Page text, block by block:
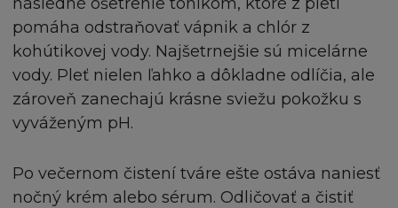
Starostlivosť o pokožku
Psychológia
Výživa
Tehotenstvo a dieťa
pomáha odstraňovať vápnik a chlór z
kohútikovej vody. Najšetrnejšie sú micelárne
vody. Pleť nielen ľahko a dôkladne odlíčia, ale
zároveň zanechajú krásne sviežu pokožku s
vyváženým pH.
Po večernom čistení tváre ešte ostáva naniesť
nočný krém alebo sérum. Odličovať a čistiť
Stránka obsahující (mimo jiné) text, obsah,
software, video, hudbu, zvuk, grafiku, obrázky,
ilustrace, umělecká díla, fotografie, jména,
loga, ochrané známky, značky a další materiál
("Obsah") jsou chráněny autorskými právy,
obchodní značkou a/nebo jinými vlastnickými
právy. Obsah zahrnuje jak obsah ve vlastnictví
obsah ve vlastnictví a pod správou třetích
osob s oprávněním od firmy L´Oréal.